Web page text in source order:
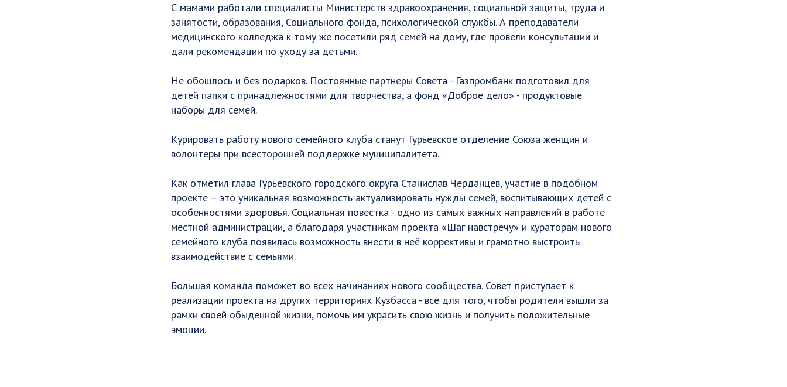
С мамами работали специалисты Министерств здравоохранения, социальной защиты, труда и
занятости, образования, Социального фонда, психологической службы. А преподаватели
медицинского колледжа к тому же посетили ряд семей на дому, где провели консультации и
дали рекомендации по уходу за детьми.
Не обошлось и без подарков. Постоянные партнеры Совета - Газпромбанк подготовил для
детей папки с принадлежностями для творчества, а фонд «Доброе дело» - продуктовые
наборы для семей.
Курировать работу нового семейного клуба станут Гурьевское отделение Союза женщин и
волонтеры при всесторонней поддержке муниципалитета.
Как отметил глава Гурьевского городского округа Станислав Черданцев, участие в подобном
проекте – это уникальная возможность актуализировать нужды семей, воспитывающих детей с
особенностями здоровья. Социальная повестка - одно из самых важных направлений в работе
местной администрации, а благодаря участникам проекта «Шаг навстречу» и кураторам нового
семейного клуба появилась возможность внести в неё коррективы и грамотно выстроить
взаимодействие с семьями.
Большая команда поможет во всех начинаниях нового сообщества. Совет приступает к
реализации проекта на других территориях Кузбасса - все для того, чтобы родители вышли за
рамки своей обыденной жизни, помочь им украсить свою жизнь и получить положительные
эмоции.